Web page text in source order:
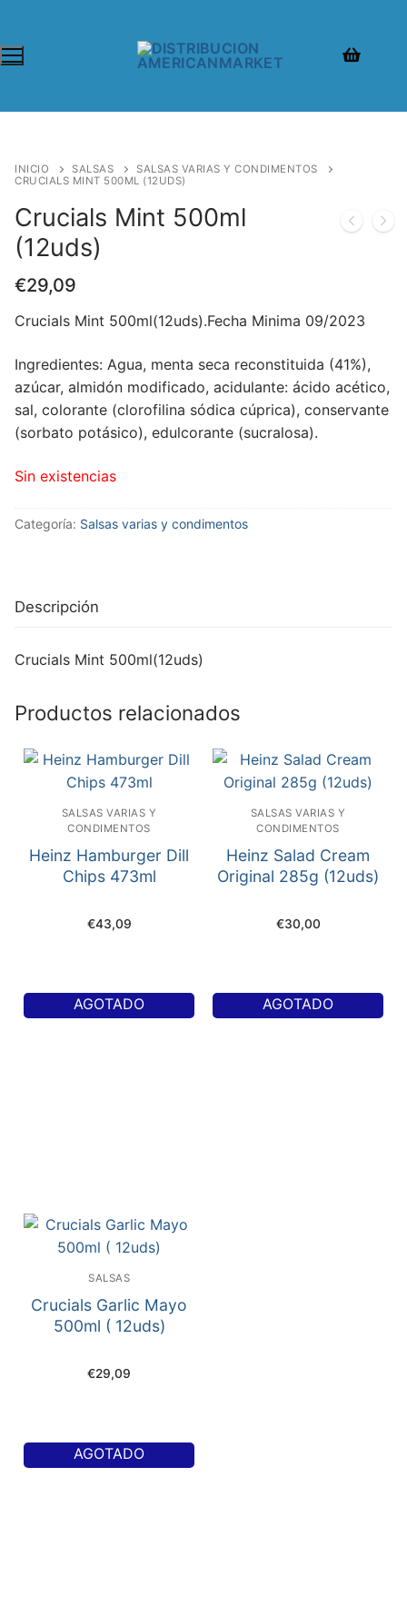
INICIO SALSAS
SALSAS VARIAS Y CONDIMENTOS
CRUCIALS MINT 500ML (12UDS)
Crucials Mint 500ml
(12uds)
€29,09
Crucials Mint 500ml(12uds).Fecha Minima 09/2023
Ingredientes: Agua, menta seca reconstituida (41%),
azúcar, almidón modificado, acidulante: ácido acético,
sal, colorante (clorofilina sódica cúprica), conservante
(sorbato potásico), edulcorante (sucralosa).
Sin existencias
Categoría: Salsas varias y condimentos
Descripción
Crucials Mint 500ml(12uds)
Productos relacionados
SALSAS VARIAS Y
CONDIMENTOS
Heinz Hamburger Dill
Chips 473ml
€43,09
AGOTADO
SALSAS VARIAS Y
CONDIMENTOS
Heinz Salad Cream
Original 285g (12uds)
€30,00
AGOTADO
SALSAS
Crucials Garlic Mayo
500ml ( 12uds)
€29,09
AGOTADO